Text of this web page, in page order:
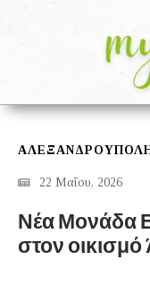
22 Μαΐου, 2026
Νέα Μονάδα
στον